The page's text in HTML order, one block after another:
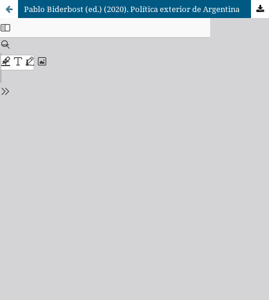
Pablo Biderbost (ed.) (2020). Política exterior de Argentina